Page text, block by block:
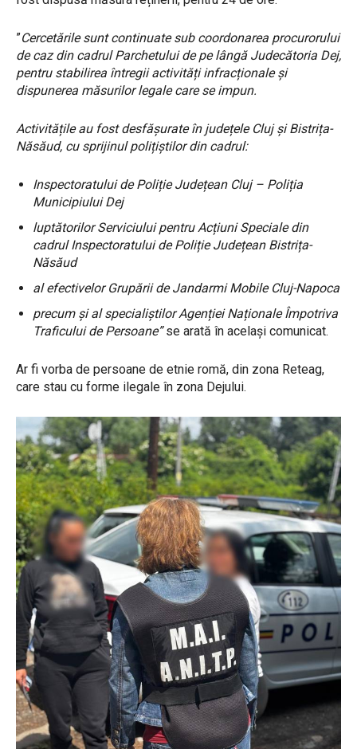
”Cercetările sunt continuate sub coordonarea procurorului
de caz din cadrul Parchetului de pe lângă Judecătoria Dej,
pentru stabilirea întregii activități infracționale și
dispunerea măsurilor legale care se impun.
Activitățile au fost desfășurate în județele Cluj și Bistrița-
Năsăud, cu sprijinul polițiștilor din cadrul:
Inspectoratului de Poliție Județean Cluj – Poliția
Municipiului Dej
luptătorilor Serviciului pentru Acțiuni Speciale din
cadrul Inspectoratului de Poliție Județean Bistrița-
Năsăud
al efectivelor Grupării de Jandarmi Mobile Cluj-Napoca
precum și al specialiștilor Agenției Naționale Împotriva
Traficului de Persoane”se arată în același comunicat.
Ar fi vorba de persoane de etnie romă, din zona Reteag,
care stau cu forme ilegale în zona Dejului.